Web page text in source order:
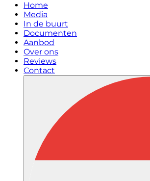
Home
Media
In de buurt
Documenten
Aanbod
Over ons
Reviews
Contact